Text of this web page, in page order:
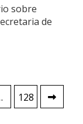
sobre
de
128